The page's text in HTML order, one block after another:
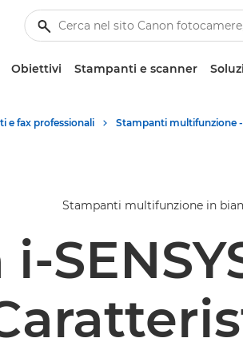
Obiettivi Stampanti e scanner
e fax professionali
Stampanti multifunzione in